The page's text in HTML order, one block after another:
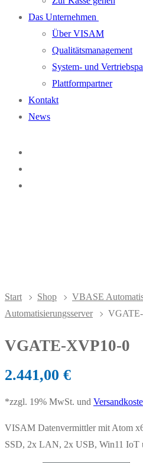
Das Unternehmen
Über VISAM
Qualitätsmanagement
System- und
Plattformpartner
Kontakt
News
Start Shop VBASE
Automatisierungsserver
VGATE-XVP10-0
2.441,00 €
*zzgl. 19% MwSt. und
VISAM Datenvermittler mit Atom
SSD, 2x LAN, 2x USB, Win11